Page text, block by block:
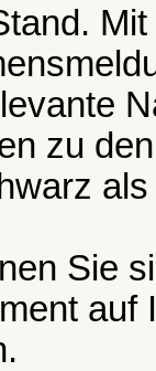
zu
Sie
auf